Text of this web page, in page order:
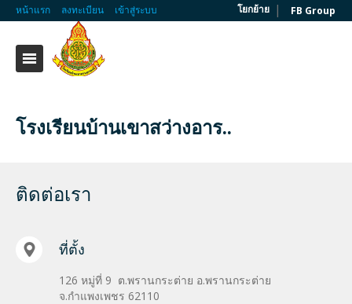
หน้าแรก ลงทะเบียน เข้าสู่ระบบ โยกย้าย | FB Group
โรงเรียนบ้านเขาสว่างอาร..
ติดต่อเรา
ที่ตั้ง
126 หมู่ที่ 9 ต.พรานกระต่าย อ.พรานกระต่าย
จ.กำแพงเพชร 62110